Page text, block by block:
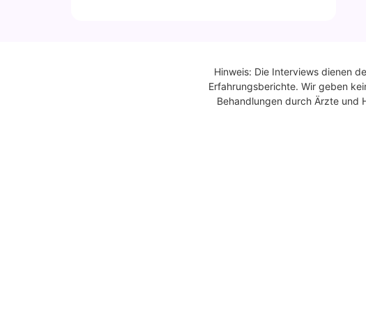
Hinweis: Die Interviews dienen
Erfahrungsberichte. Wir geben
Behandlungen durch Ärzte und